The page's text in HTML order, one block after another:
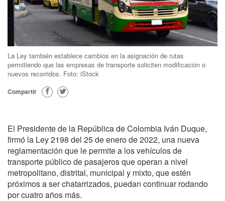
La Ley también establece cambios en la asignación de rutas
permitiendo que las empresas de transporte soliciten modificación o
nuevos recorridos. Foto: iStock
Compartir
El Presidente de la República de Colombia Iván Duque,
firmó la Ley 2198 del 25 de enero de 2022, una nueva
reglamentación que le permite a los vehículos de
transporte público de pasajeros que operan a nivel
metropolitano, distrital, municipal y mixto, que estén
próximos a ser chatarrizados, puedan continuar rodando
por cuatro años más.